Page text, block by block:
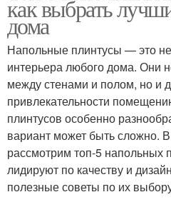
как выбрать
дома
Напольные плинтусы — это
интерьера любого дома. Они
между стенами и полом, но и
привлекательности
плинтусов особенно
вариант может быть сложно.
рассмотрим топ-5 напольных
лидируют по качеству и
полезные советы по их